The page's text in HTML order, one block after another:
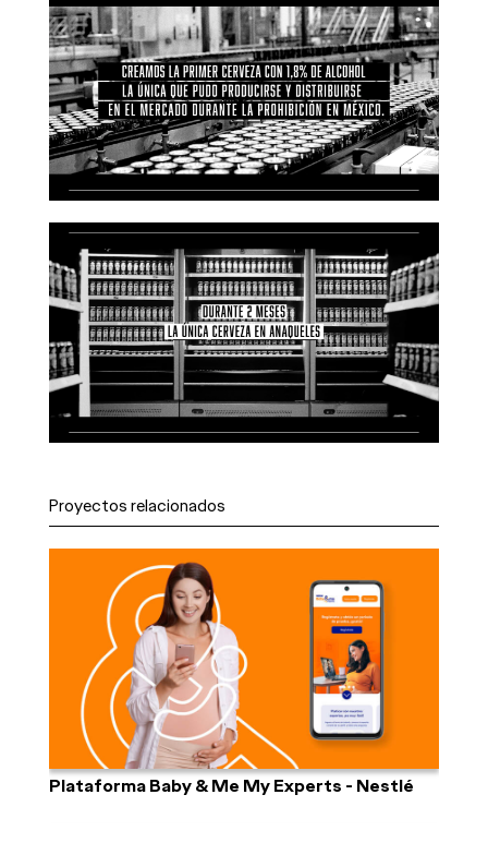
Proyectos relacionados
Plataforma Baby & Me My Experts - Nestlé